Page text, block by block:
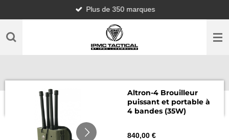
au
contenu
Plus de 350 marques
Altron-4 Brouilleur
puissant et portable à
4 bandes (35W)
840,00 €